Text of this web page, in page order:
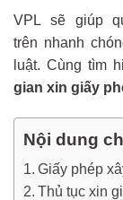
VPL sẽ giúp
trên nhanh
luật. Cùng tìm
gian xin giấy
Nội dung
Giấy phép
Thủ tục xin